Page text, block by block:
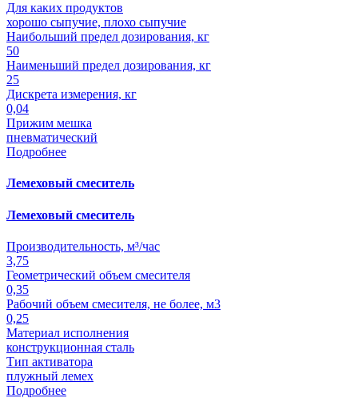
Для каких продуктов
хорошо сыпучие, плохо сыпучие
Наибольший предел дозирования, кг
50
Наименьший предел дозирования, кг
25
Дискрета измерения, кг
0,04
Прижим мешка
пневматический
Подробнее
Лемеховый смеситель
Лемеховый смеситель
Производительность, м³/час
3,75
Геометрический объем смесителя
0,35
Рабочий объем смесителя, не более, м3
0,25
Материал исполнения
конструкционная сталь
Тип активатора
плужный лемех
Подробнее